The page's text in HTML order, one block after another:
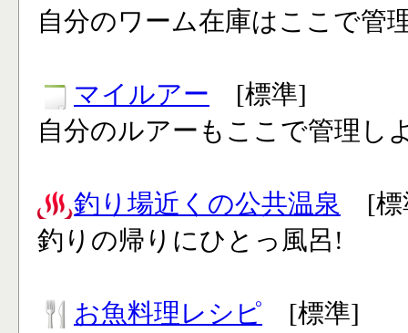
自分のワーム在庫はここで管
マイルアー [標準]
自分のルアーもここで管理し
釣り場近くの公共温泉 [標
釣りの帰りにひとっ風呂!
お魚料理レシピ [標準]